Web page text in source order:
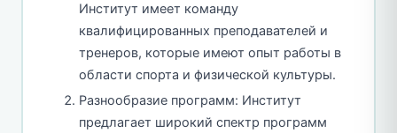
Институт имеет команду
квалифицированных преподавателей и
тренеров, которые имеют опыт работы в
области спорта и физической культуры.
Разнообразие программ: Институт
предлагает широкий спектр программ